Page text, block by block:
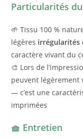
Particularités
🌱 Tissu 100 %
légères irrégularités
caractère vivant du
🎨 Lors de
peuvent légèrement
— c’est une
imprimées
🧺 Entretien